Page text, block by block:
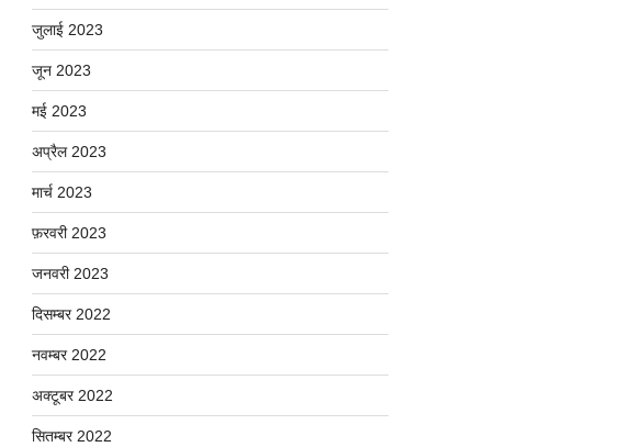
जुलाई 2023
जून 2023
मई 2023
अप्रैल 2023
मार्च 2023
फ़रवरी 2023
जनवरी 2023
दिसम्बर 2022
नवम्बर 2022
अक्टूबर 2022
सितम्बर 2022